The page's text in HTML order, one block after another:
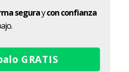
seguraycon confianza
GRATIS